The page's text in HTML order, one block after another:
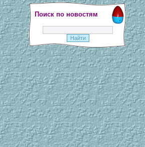
Поиск по новостям